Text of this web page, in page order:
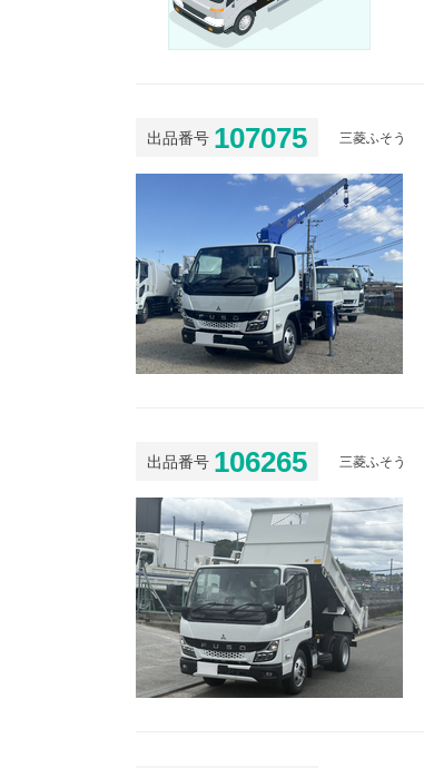
出品番号 107075 三菱ふそう
出品番号 106265 三菱ふそう